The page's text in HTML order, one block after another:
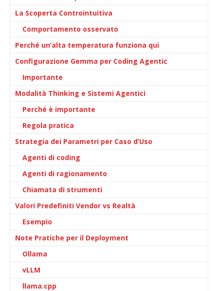
La Scoperta Controintuitiva
Comportamento osservato
Perché un’alta temperatura funziona qui
Configurazione Gemma per Coding Agentic
Importante
Modalità Thinking e Sistemi Agentici
Perché è importante
Regola pratica
Strategia dei Parametri per Caso d’Uso
Agenti di coding
Agenti di ragionamento
Chiamata di strumenti
Valori Predefiniti Vendor vs Realtà
Esempio
Note Pratiche per il Deployment
Ollama
vLLM
llama.cpp